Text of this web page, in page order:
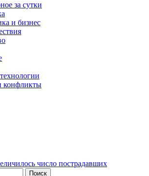
за сутки
и бизнес
конфликты
число пострадавших
Поиск